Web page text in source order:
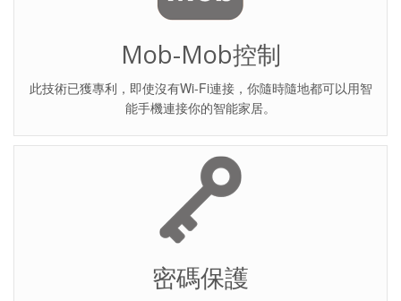
Mob-Mob控制
此技術已獲專利，即使沒有Wi-Fi連接，你隨時隨地都可以用智
能手機連接你的智能家居。
密碼保護